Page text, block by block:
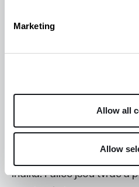
Marketing
Allow all
Allow
Remo Chemo
UBC Chemo, elitním
indika. Palice jsou tvrdé a